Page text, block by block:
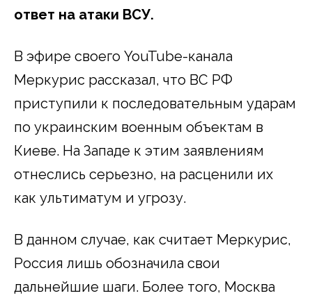
ответ на атаки ВСУ.
В эфире своего YouTube-канала
Меркурис рассказал, что ВС РФ
приступили к последовательным ударам
по украинским военным объектам в
Киеве. На Западе к этим заявлениям
отнеслись серьезно, на расценили их
как ультиматум и угрозу.
В данном случае, как считает Меркурис,
Россия лишь обозначила свои
дальнейшие шаги. Более того, Москва